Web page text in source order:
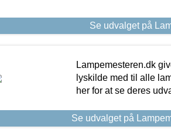
Se udvalget på
Lampemesteren.dk
lyskilde med til alle
her for at se deres
Se udvalget på